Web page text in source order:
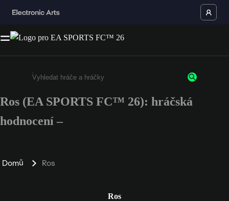
Enter a minimum of 3 characters or numbers
Ros (EA SPORTS FC™ 26): hráčská
hodnocení –
Domů Ros
Ros